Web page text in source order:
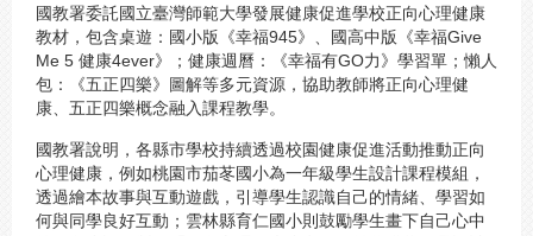
國教署委託國立臺灣師範大學發展健康促進學校正向心理健康
教材，包含桌遊：國小版《幸福945》、國高中版《幸福Give
Me 5 健康4ever》；健康週曆：《幸福有GO力》學習單；懶人
包：《五正四樂》圖解等多元資源，協助教師將正向心理健
康、五正四樂概念融入課程教學。
國教署說明，各縣市學校持續透過校園健康促進活動推動正向
心理健康，例如桃園市茄苳國小為一年級學生設計課程模組，
透過繪本故事與互動遊戲，引導學生認識自己的情緒、學習如
何與同學良好互動；雲林縣育仁國小則鼓勵學生畫下自己心中